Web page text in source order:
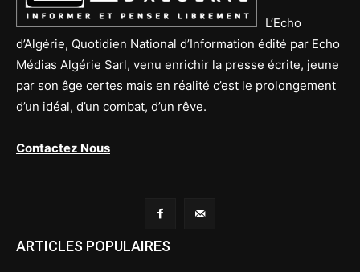
L’Echo
d’Algérie, Quotidien National d’Information édité par Echo
Médias Algérie Sarl, venu enrichir la presse écrite, jeune
par son âge certes mais en réalité c’est le prolongement
d’un idéal, d’un combat, d’un rêve.
Contactez Nous
ARTICLES POPULAIRES